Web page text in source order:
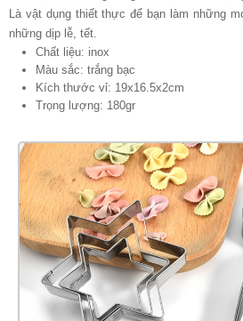
Là vật dụng thiết thực để bạn làm những
những dịp lễ, tết.
Chất liệu: inox
Màu sắc: trắng bạc
Kích thước vỉ: 19x16.5x2cm
Trọng lượng: 180gr